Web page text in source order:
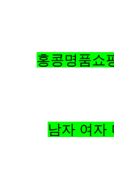
홍콩명품쇼
남자 여자